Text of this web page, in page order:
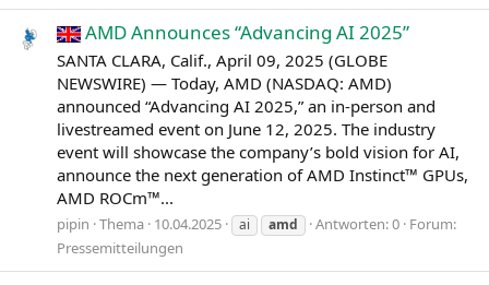
AMD Announces “Advancing AI 2025”
SANTA CLARA, Calif., April 09, 2025 (GLOBE
NEWSWIRE) — Today, AMD (NASDAQ: AMD)
announced “Advancing AI 2025,” an in-person and
livestreamed event on June 12, 2025. The industry
event will showcase the company’s bold vision for AI,
announce the next generation of AMD Instinct™ GPUs,
AMD ROCm™...
pipin Thema 10.04.2025 ai amd Antworten: 0 Forum:
Pressemitteilungen